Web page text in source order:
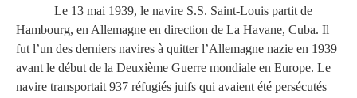
Le 13 mai 1939, le navire S.S. Saint-Louis partit de
Hambourg, en Allemagne en direction de La Havane, Cuba. Il
fut l’un des derniers navires à quitter l’Allemagne nazie en 1939
avant le début de la Deuxième Guerre mondiale en Europe. Le
navire transportait 937 réfugiés juifs qui avaient été persécutés